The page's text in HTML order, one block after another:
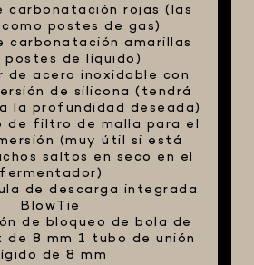
carbonatación rojas (las
postes de gas)
carbonatación amarillas
postes de líquido)
acero inoxidable con
de silicona (tendrá
la profundidad deseada)
de filtro de malla para el
(muy útil si está
saltos en seco en el
fermentador)
de descarga integrada
BlowTie
de bloqueo de bola de
8 mm 1 tubo de unión
de 8 mm